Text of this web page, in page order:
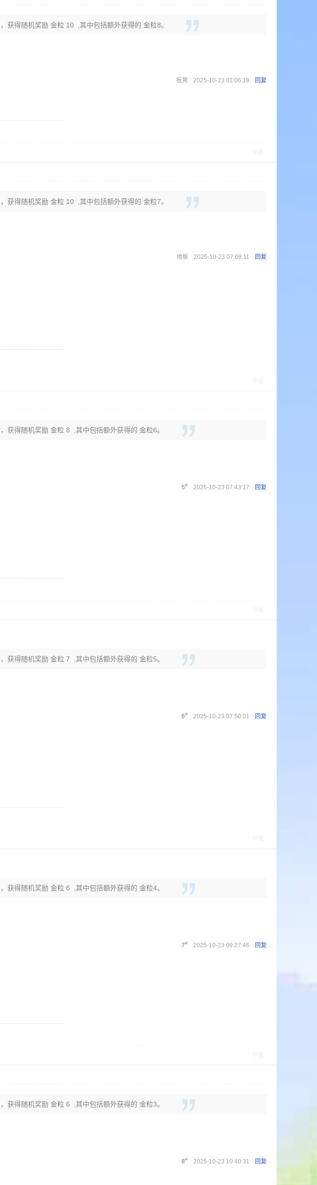
，获得随机奖励 金粒 10 ,其中包括额外获得的 金粒8。
板凳 2025-10-23 01:06:18 回复
，获得随机奖励 金粒 10 ,其中包括额外获得的 金粒7。
地板 2025-10-23 07:09:11 回复
，获得随机奖励 金粒 8 ,其中包括额外获得的 金粒6。
5# 2025-10-23 07:43:17 回复
，获得随机奖励 金粒 7 ,其中包括额外获得的 金粒5。
6# 2025-10-23 07:50:01 回复
，获得随机奖励 金粒 6 ,其中包括额外获得的 金粒4。
7# 2025-10-23 09:27:46 回复
，获得随机奖励 金粒 6 ,其中包括额外获得的 金粒3。
8# 2025-10-23 10:40:31 回复